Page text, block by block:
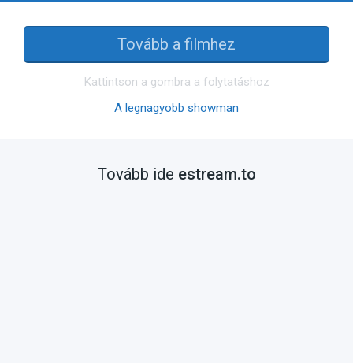
Tovább a filmhez
Kattintson a gombra a folytatáshoz
A legnagyobb showman
Tovább ide estream.to